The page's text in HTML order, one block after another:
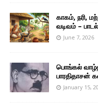
காகம், நரி,
வடிவம் –
June 7, 2026
பொங்கல்
பாரதிதாசன்
January 15,